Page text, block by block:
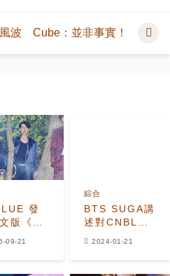
波 Cube：並非事實！
發
版《灰
09-21
BTS SUGA講
述對CNBLUE
綜合
2024-01-21